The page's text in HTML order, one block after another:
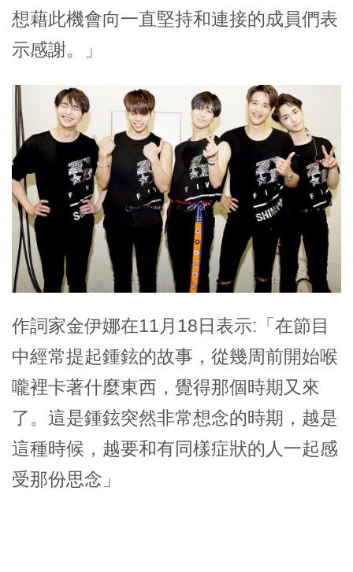
想藉此機會向一直堅持和連接的成員們表
示感謝。」
作詞家金伊娜在11月18日表示:「在節目
中經常提起鍾鉉的故事，從幾周前開始喉
嚨裡卡著什麼東西，覺得那個時期又來
了。這是鍾鉉突然非常想念的時期，越是
這種時候，越要和有同樣症狀的人一起感
受那份思念」